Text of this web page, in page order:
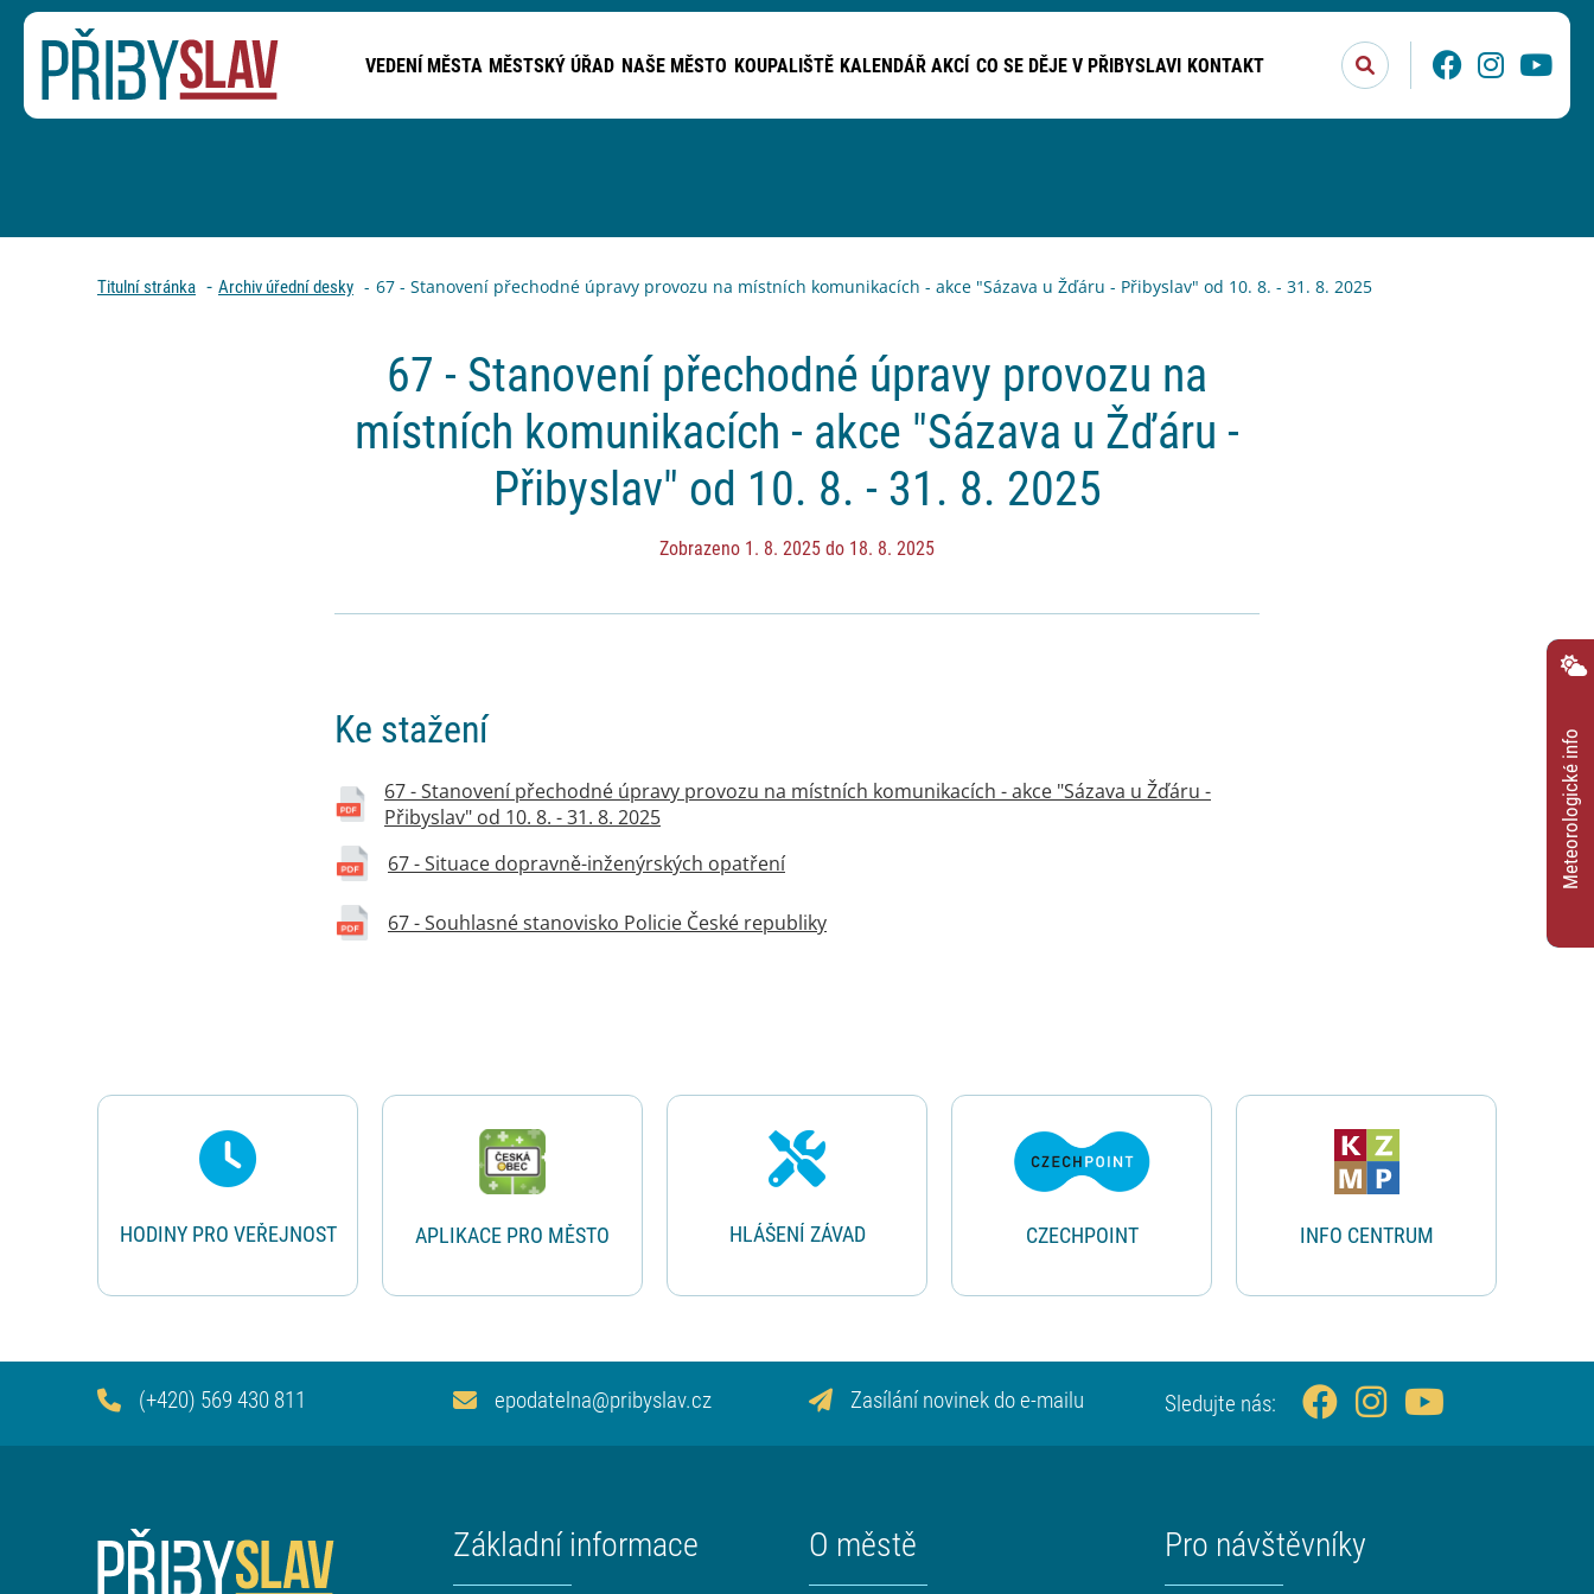
Meteorologické info
Stisknutím tlačítka Enter
Facebook
Instagram
VEDENÍ MĚSTA MĚSTSKÝ ÚŘAD NAŠE MĚSTO KOUPALIŠTĚ KALENDÁŘ AKCÍ CO SE DĚJE V PŘIBYSLAVI KONTAKT
Drobečková navigace
Titulní stránka Archiv úřední desky 67 - Stanovení přechodné úpravy provozu na místních komunikacích - akce "Sázava u Žďáru - Přibyslav" od 10. 8. - 31. 8. 2025
67 - Stanovení přechodné úpravy provozu na
místních komunikacích - akce "Sázava u Žďáru -
Přibyslav" od 10. 8. - 31. 8. 2025
Zobrazeno 1. 8. 2025 do 18. 8. 2025
Ke stažení
67 - Stanovení přechodné úpravy provozu na místních komunikacích - akce "Sázava u Žďáru -
Přibyslav" od 10. 8. - 31. 8. 2025
67 - Situace dopravně-inženýrských opatření
67 - Souhlasné stanovisko Policie České republiky
Rychlé odkazy
HODINY PRO VEŘEJNOST APLIKACE PRO MĚSTO HLÁŠENÍ ZÁVAD CZECHPOINT INFO CENTRUM
(+420) 569 430 811 epodatelna@pribyslav.cz Zasílání novinek do e-mailu Sledujte nás:
Základní informace O městě Pro návštěvníky